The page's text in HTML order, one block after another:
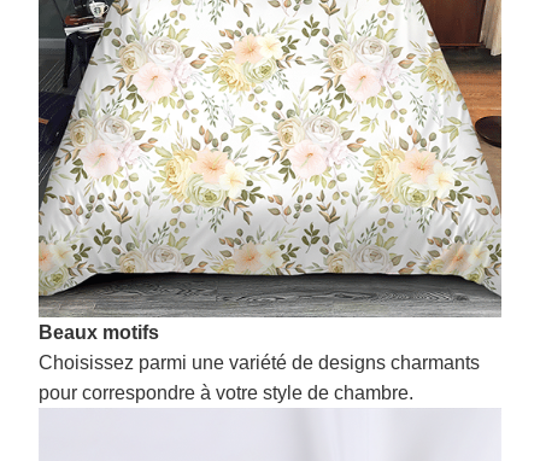
Beaux motifs
Choisissez parmi une variété de designs charmants
pour correspondre à votre style de chambre.